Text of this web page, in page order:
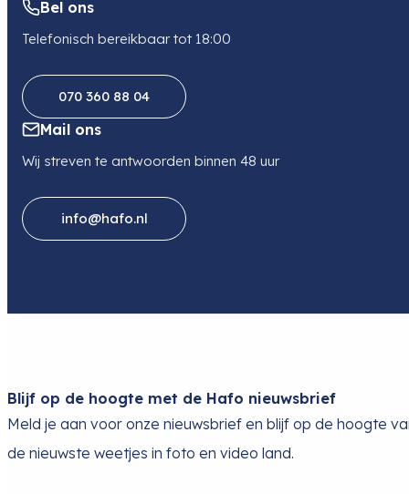
Bel ons
Telefonisch bereikbaar tot 18:00
070 360 88 04
Mail ons
Wij streven te antwoorden binnen 48 uur
info@hafo.nl
Blijf op de hoogte met de Hafo nieuwsbrief
Meld je aan voor onze nieuwsbrief en blijf op de hoogte
de nieuwste weetjes in foto en video land.